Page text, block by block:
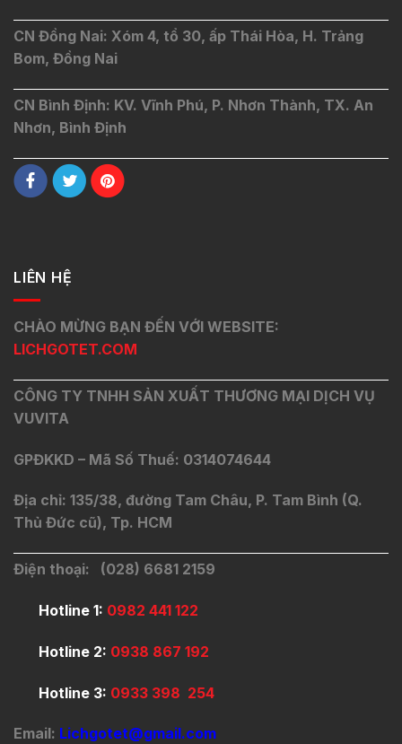
CN Đồng Nai: Xóm 4, tổ 30, ấp Thái Hòa, H. Trảng
Bom, Đồng Nai
CN Bình Định: KV. Vĩnh Phú, P. Nhơn Thành, TX. An
Nhơn, Bình Định
LIÊN HỆ
CHÀO MỪNG BẠN ĐẾN VỚI WEBSITE:
LICHGOTET.COM
CÔNG TY TNHH SẢN XUẤT THƯƠNG MẠI DỊCH VỤ
VUVITA
GPĐKKD – Mã Số Thuế: 0314074644
Địa chỉ: 135/38, đường Tam Châu, P. Tam Bình (Q.
Thủ Đức cũ), Tp. HCM
Điện thoại: (028) 6681 2159
Hotline 1: 0982 441 122
Hotline 2: 0938 867 192
Hotline 3: 0933 398 254
Email: Lichgotet@gmail.com